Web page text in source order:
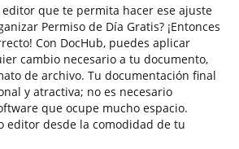
editor que te permita hacer ese ajuste
Permiso de Día Gratis? ¡Entonces
Con DocHub, puedes aplicar
cambio necesario a tu documento,
de archivo. Tu documentación final
y atractiva; no es necesario
que ocupe mucho espacio.
editor desde la comodidad de tu